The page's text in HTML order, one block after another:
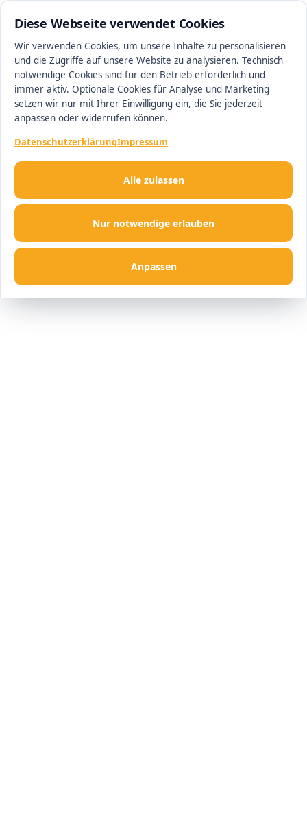
Diese Webseite verwendet Cookies
Wir verwenden Cookies, um unsere Inhalte zu personalisieren
und die Zugriffe auf unsere Website zu analysieren. Technisch
notwendige Cookies sind für den Betrieb erforderlich und
immer aktiv. Optionale Cookies für Analyse und Marketing
setzen wir nur mit Ihrer Einwilligung ein, die Sie jederzeit
anpassen oder widerrufen können.
DatenschutzerklärungImpressum
Nur notwendige erlauben
Anpassen
Alle zulassen